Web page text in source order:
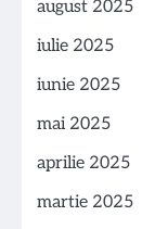
august 2025
iulie 2025
iunie 2025
mai 2025
aprilie 2025
martie 2025